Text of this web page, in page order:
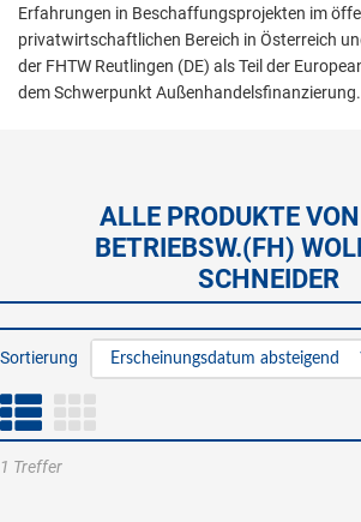
Erfahrungen in Beschaffungsprojekten im
privatwirtschaftlichen Bereich in Österreich
der FHTW Reutlingen (DE) als Teil der
dem Schwerpunkt Außenhandelsfinanzierung.
ALLE PRODUKTE
BETRIEBSW.(FH)
SCHNEIDER
Sortierung Erscheinungsdatum absteigend
1 Treffer